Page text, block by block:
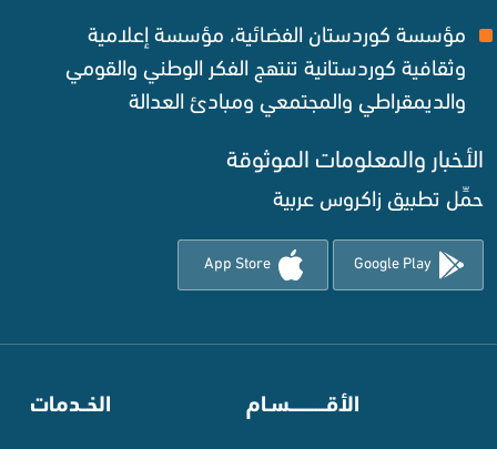
مؤسسة كوردستان الفضائية، مؤسسة إعلامية
وثقافية كوردستانية تنتهج الفكر الوطني والقومي
والديمقراطي والمجتمعي ومبادئ العدالة ‌
الأخبار والمعلومات الموثوقة‌
حمِّل تطبيق زاكروس عربية
Google Play
App Store
الأقـــــــــــسـام الخــدمات